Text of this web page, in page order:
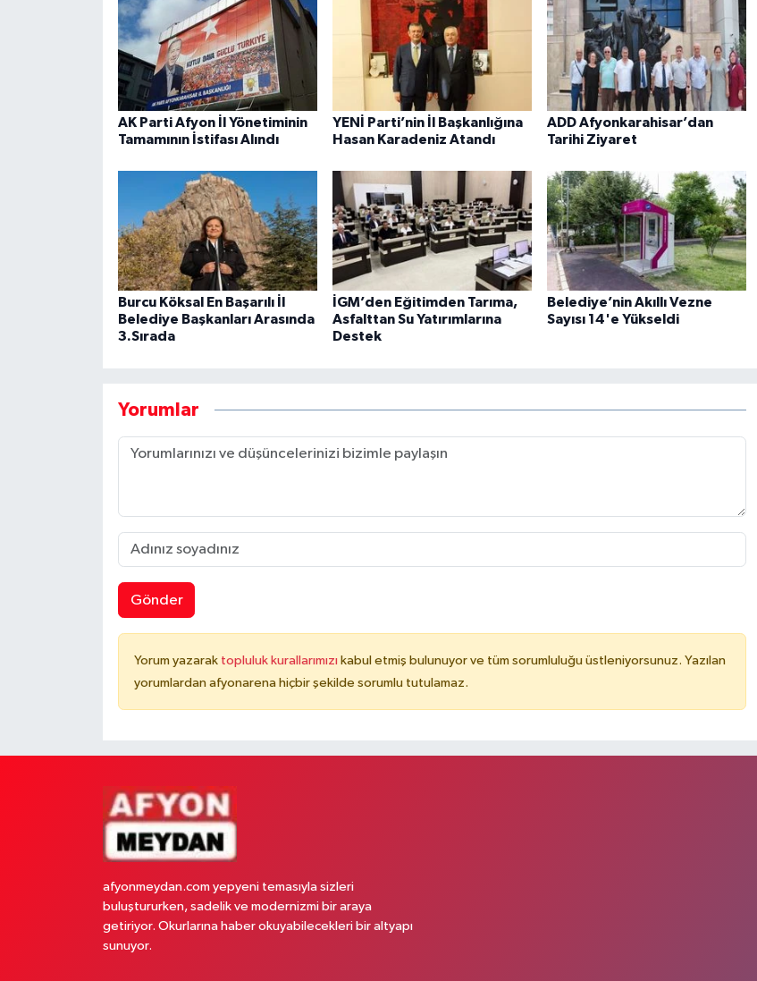
AK Parti Afyon İl Yönetiminin
Tamamının İstifası Alındı
YENİ Parti’nin İl Başkanlığına
Hasan Karadeniz Atandı
ADD Afyonkarahisar’dan
Tarihi Ziyaret
Burcu Köksal En Başarılı İl
Belediye Başkanları Arasında
3.Sırada
İGM’den Eğitimden Tarıma,
Asfalttan Su Yatırımlarına
Destek
Belediye’nin Akıllı Vezne
Sayısı 14'e Yükseldi
Yorumlar
Gönder
Yorum yazarak topluluk kurallarımızı kabul etmiş bulunuyor ve tüm sorumluluğu üstleniyorsunuz. Yazılan
yorumlardan afyonarena hiçbir şekilde sorumlu tutulamaz.
afyonmeydan.com yepyeni temasıyla sizleri
buluştururken, sadelik ve modernizmi bir araya
getiriyor. Okurlarına haber okuyabilecekleri bir altyapı
sunuyor.